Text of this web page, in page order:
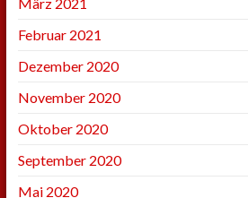
März 2021
Februar 2021
Dezember 2020
November 2020
Oktober 2020
September 2020
Mai 2020